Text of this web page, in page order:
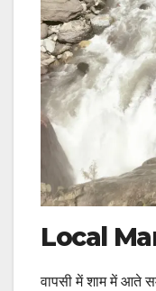
Local
वापसी में शाम में आते